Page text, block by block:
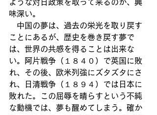
ような対日政策を取って来るのか、興
味深い。
中国の夢は、過去の栄光を取り戻す
ことにあるが、歴史を巻き戻す夢で
は、世界の共感を得ることは出来な
い。阿片戦争（１８４０）で英国に敗
れ、その後、欧米列強にズタズタにさ
れ、日清戦争（１８９４）では日本に
敗れた。この屈辱を晴らすという不純
な動機では、夢も醒めてしまう。確か